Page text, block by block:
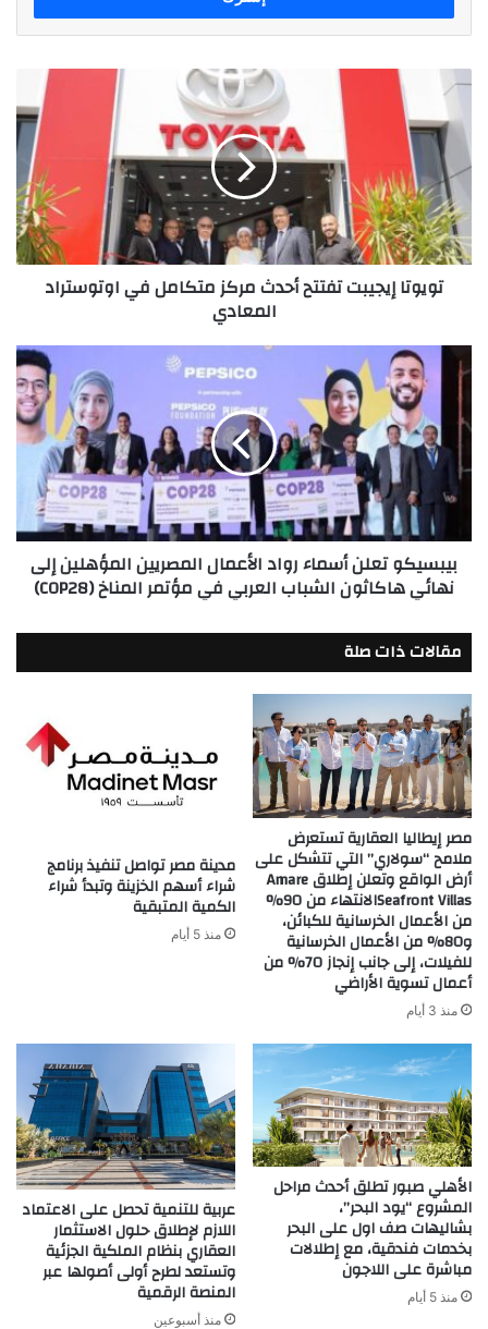
تويوتا
إيجيبت
تفتتح
أحدث
مركز
متكامل
في
اوتوستراد
المعادي
تويوتا إيجيبت تفتتح أحدث مركز متكامل في اوتوستراد
المعادي
بيبسيكو
تعلن
أسماء
رواد
الأعمال
المصريين
المؤهلين
نهائي
هاكاثون
الشباب
في
مؤتمر
المناخ
(COP28)
بيبسيكو تعلن أسماء رواد الأعمال المصريين المؤهلين إلى
نهائي هاكاثون الشباب العربي في مؤتمر المناخ (COP28)
مقالات ذات صلة
مصر إيطاليا العقارية تستعرض
ملامح “سولاري” التي تتشكل على
أرض الواقع وتعلن إطلاق Amare
Seafront Villasالانتهاء من 90%
من الأعمال الخرسانية للكبائن،
و80% من الأعمال الخرسانية
للفيلات، إلى جانب إنجاز 70% من
أعمال تسوية الأراضي
منذ 3 أيام
مدينة مصر تواصل تنفيذ برنامج
شراء أسهم الخزينة وتبدأ شراء
الكمية المتبقية
منذ 5 أيام
الأهلي صبور تطلق أحدث مراحل
المشروع “يود البحر”،
بشاليهات صف اول على البحر
بخدمات فندقية، مع إطلالات
مباشرة على اللاجون
منذ 5 أيام
عربية للتنمية تحصل على الاعتماد
اللازم لإطلاق حلول الاستثمار
العقاري بنظام الملكية الجزئية
وتستعد لطرح أولى أصولها عبر
المنصة الرقمية
منذ أسبوعين